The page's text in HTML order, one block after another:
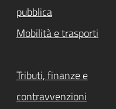
pubblica
Mobilità e trasporti
Tributi, finanze e
contravvenzioni